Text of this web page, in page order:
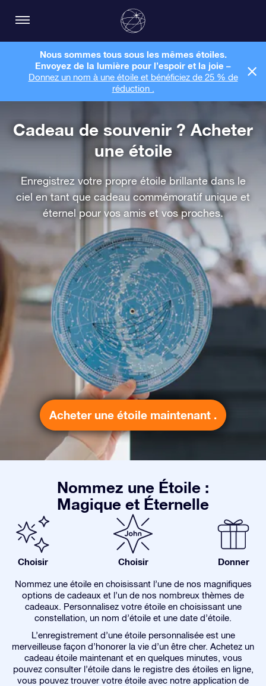
Nous sommes tous sous les mêmes étoiles.
Envoyez de la lumière pour l’espoir et la joie –
Donnez un nom à une étoile et bénéficiez de 25 % de
réduction .
Cadeau de souvenir ? Acheter
une étoile
Enregistrez votre propre étoile brillante dans le
ciel en tant que cadeau commémoratif unique et
éternel pour vos amis et vos proches.
Acheter une étoile maintenant .
Nommez une Étoile :
Magique et Éternelle
Choisir Choisir Donner
Nommez une étoile en choisissant l’une de nos magnifiques
options de cadeaux et l’un de nos nombreux thèmes de
cadeaux. Personnalisez votre étoile en choisissant une
constellation, un nom d’étoile et une date d’étoile.
L’enregistrement d’une étoile personnalisée est une
merveilleuse façon d’honorer la vie d’un être cher. Achetez un
cadeau étoile maintenant et en quelques minutes, vous
pouvez consulter l’étoile dans le registre des étoiles en ligne,
vous pouvez trouver votre étoile avec notre application de